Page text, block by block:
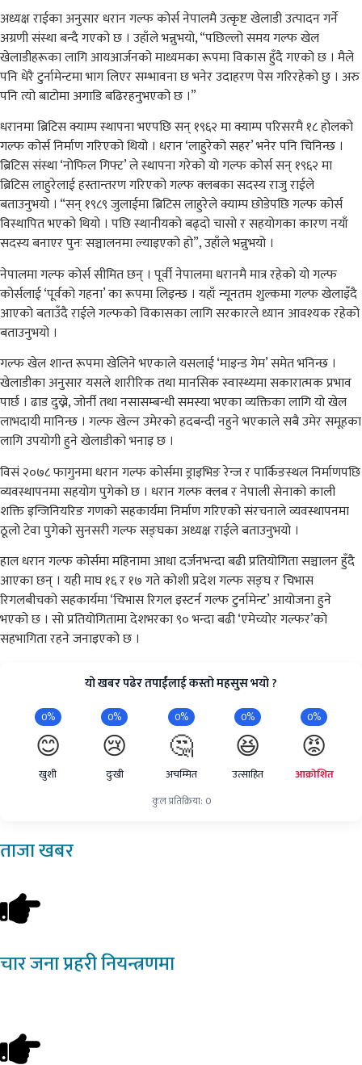
अध्यक्ष राईका अनुसार धरान गल्फ कोर्स नेपालमै उत्कृष्ट खेलाडी उत्पादन गर्ने
अग्रणी संस्था बन्दै गएको छ । उहाँले भन्नुभयो, “पछिल्लो समय गल्फ खेल
खेलाडीहरूका लागि आयआर्जनको माध्यमका रूपमा विकास हुँदै गएको छ । मैले
पनि धेरै टुर्नामेन्टमा भाग लिएर सम्भावना छ भनेर उदाहरण पेस गरिरहेको छु । अरु
पनि त्यो बाटोमा अगाडि बढिरहनुभएको छ ।”
धरानमा ब्रिटिस क्याम्प स्थापना भएपछि सन् १९६२ मा क्याम्प परिसरमै १८ होलको
गल्फ कोर्स निर्माण गरिएको थियो । धरान ‘लाहुरेको सहर’ भनेर पनि चिनिन्छ ।
ब्रिटिस संस्था ‘नोफिल गिफ्ट’ ले स्थापना गरेको यो गल्फ कोर्स सन् १९६२ मा
ब्रिटिस लाहुरेलाई हस्तान्तरण गरिएको गल्फ क्लबका सदस्य राजु राईले
बताउनुभयो । “सन् १९८९ जुलाईमा ब्रिटिस लाहुरेले क्याम्प छोडेपछि गल्फ कोर्स
विस्थापित भएको थियो । पछि स्थानीयको बढ्दो चासो र सहयोगका कारण नयाँ
सदस्य बनाएर पुनः सञ्चालनमा ल्याइएको हो”, उहाँले भन्नुभयो ।
नेपालमा गल्फ कोर्स सीमित छन् । पूर्वी नेपालमा धरानमै मात्र रहेको यो गल्फ
कोर्सलाई ‘पूर्वको गहना’ का रूपमा लिइन्छ । यहाँ न्यूनतम शुल्कमा गल्फ खेलाइँदै
आएको बताउँदै राईले गल्फको विकासका लागि सरकारले ध्यान आवश्यक रहेको
बताउनुभयो ।
गल्फ खेल शान्त रूपमा खेलिने भएकाले यसलाई ‘माइन्ड गेम’ समेत भनिन्छ ।
खेलाडीका अनुसार यसले शारीरिक तथा मानसिक स्वास्थ्यमा सकारात्मक प्रभाव
पार्छ । ढाड दुख्ने, जोर्नी तथा नसासम्बन्धी समस्या भएका व्यक्तिका लागि यो खेल
लाभदायी मानिन्छ । गल्फ खेल्न उमेरको हदबन्दी नहुने भएकाले सबै उमेर समूहका
लागि उपयोगी हुने खेलाडीको भनाइ छ ।
विसं २०७८ फागुनमा धरान गल्फ कोर्समा ड्राइभिङ रेन्ज र पार्किङस्थल निर्माणपछि
व्यवस्थापनमा सहयोग पुगेको छ । धरान गल्फ क्लब र नेपाली सेनाको काली
शक्ति इन्जिनियरिङ गणको सहकार्यमा निर्माण गरिएको संरचनाले व्यवस्थापनमा
ठूलो टेवा पुगेको सुनसरी गल्फ सङ्घका अध्यक्ष राईले बताउनुभयो ।
हाल धरान गल्फ कोर्समा महिनामा आधा दर्जनभन्दा बढी प्रतियोगिता सञ्चालन हुँदै
आएका छन् । यही माघ १६ र १७ गते कोशी प्रदेश गल्फ सङ्घ र चिभास
रिगलबीचको सहकार्यमा ‘चिभास रिगल इस्टर्न गल्फ टुर्नामेन्ट’ आयोजना हुने
भएको छ । सो प्रतियोगितामा देशभरका ९० भन्दा बढी ‘एमेच्योर गल्फर’को
सहभागिता रहने जनाइएको छ ।
यो खबर पढेर तपाईंलाई कस्तो महसुस भयो ?
0%
😊
खुशी
0%
😢
दुःखी
0%
🤔
अचम्मित
0%
😆
उत्साहित
0%
😡
आक्रोशित
कुल प्रतिक्रिया: 0
ताजाखबर
चारजना प्रहरी नियन्त्रणमा